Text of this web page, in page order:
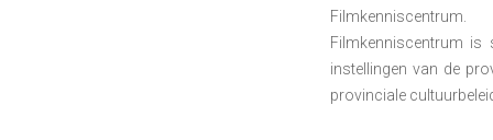
Filmkenniscentrum.
Filmkenniscentrum is
instellingen van de
provinciale